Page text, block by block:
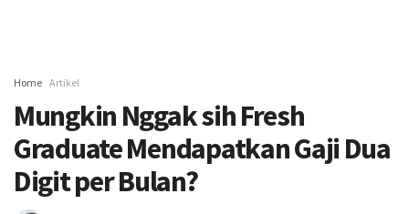
Home Artikel
Mungkin Nggak sih Fresh
Graduate Mendapatkan Gaji Dua
Digit per Bulan?